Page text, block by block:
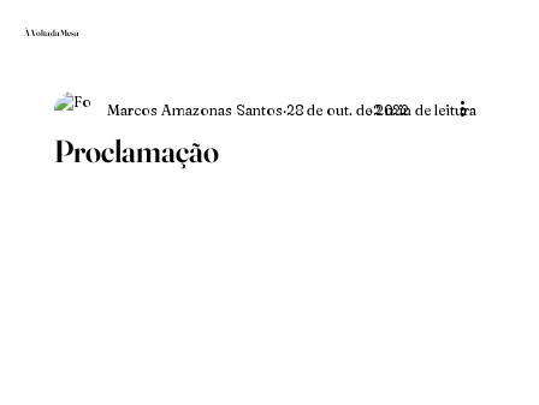
À Volta da Mesa
Proclamação
Marcos Amazonas Santos 28 de out. de 20222 min de leitura